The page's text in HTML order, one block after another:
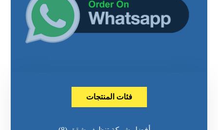
فئات المنتجات